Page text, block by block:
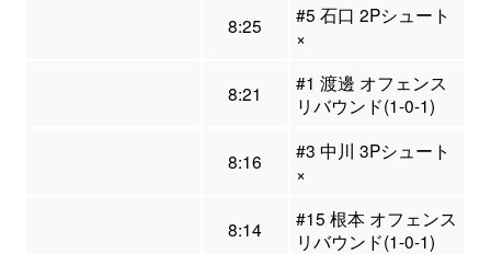
8:25
#5 石口 2Pシュート
×
8:21
#1 渡邊 オフェンス
リバウンド(1-0-1)
8:16
#3 中川 3Pシュート
×
8:14
#15 根本 オフェンス
リバウンド(1-0-1)